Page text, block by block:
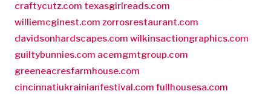
craftycutz.com texasgirlreads.com
williemcginest.com zorrosrestaurant.com
davidsonhardscapes.com wilkinsactiongraphics.com
guiltybunnies.com acemgmtgroup.com
greeneacresfarmhouse.com
cincinnatiukrainianfestival.com fullhousesa.com